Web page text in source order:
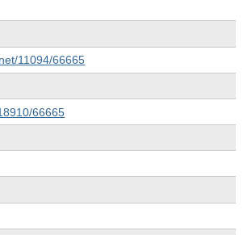
11094/66665
66665